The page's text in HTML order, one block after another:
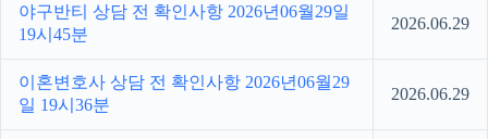
야구반티 상담 전 확인사항 2026년06월29일
19시45분
2026.06.29
이혼변호사 상담 전 확인사항 2026년06월29
일 19시36분
2026.06.29